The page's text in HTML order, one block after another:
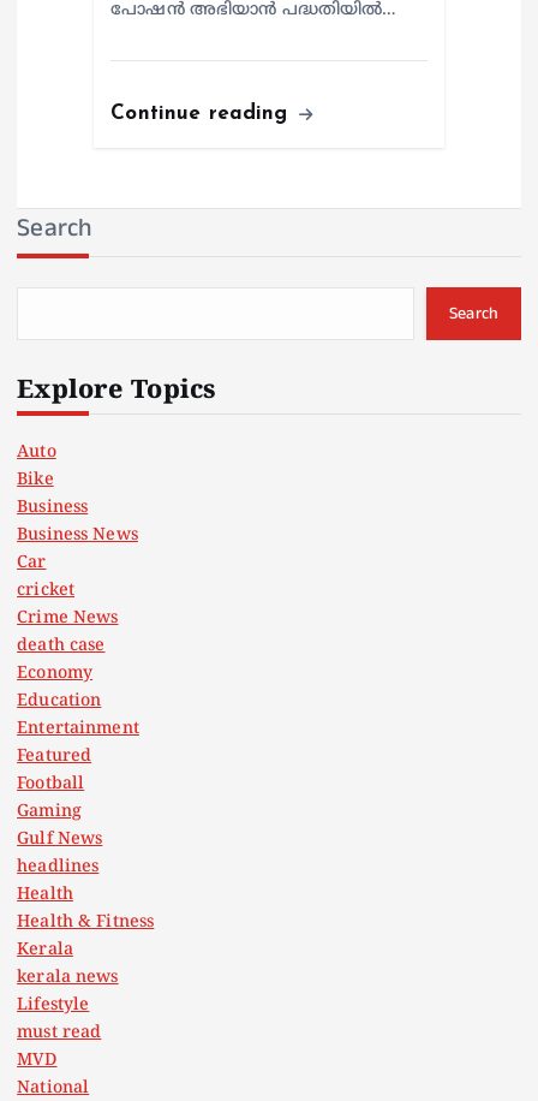
പോഷന്‍ അഭിയാന്‍ പദ്ധതിയില്‍…
Continue reading
Search
Search
Explore Topics
Auto
Bike
Business
Business News
Car
cricket
Crime News
death case
Economy
Education
Entertainment
Featured
Football
Gaming
Gulf News
headlines
Health
Health & Fitness
Kerala
kerala news
Lifestyle
must read
MVD
National